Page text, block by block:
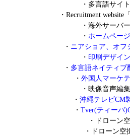
・ 多言語サイ
・ Recruitment website「
・ 海外サーバ
・ ホームペー
・ ニアショア、オフ
・ 印刷デザイ
・ 多言語ネイティブ
・ 外国人マーケ
・ 映像音声編
・ 沖縄テレビCM
・ Tver(ティーバ
・
ドローン
・
ドローン空